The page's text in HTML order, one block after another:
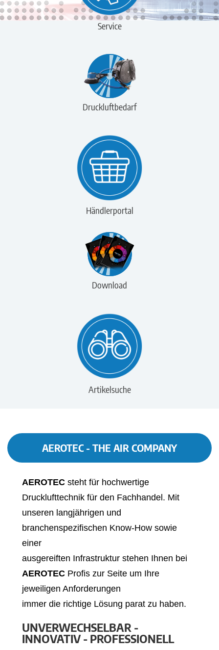
Service
Druckluftbedarf
Händlerportal
Download
Artikelsuche
AEROTEC - THE AIR COMPANY
AEROTEC steht für hochwertige
Drucklufttechnik für den Fachhandel. Mit
unseren langjährigen und
branchenspezifischen Know-How sowie
einer
ausgereiften Infrastruktur stehen Ihnen bei
AEROTEC Profis zur Seite um Ihre
jeweiligen Anforderungen
immer die richtige Lösung parat zu haben.
UNVERWECHSELBAR -
INNOVATIV - PROFESSIONELL